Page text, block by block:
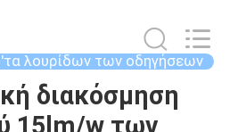
λουρίδων των οδηγήσεων
διακόσμηση
15lm/w των